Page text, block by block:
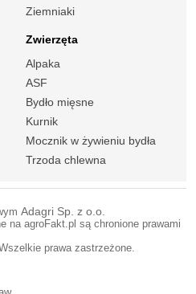
Ziemniaki
Zwierzęta
Alpaka
ASF
Bydło mięsne
Kurnik
Mocznik w żywieniu bydła
Trzoda chlewna
Adagri Sp. z o.o.
na agroFakt.pl są chronione prawami
prawa zastrzeżone.